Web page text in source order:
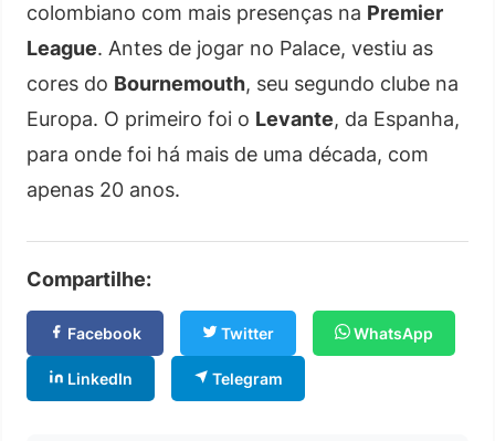
colombiano com mais presenças na Premier
League. Antes de jogar no Palace, vestiu as
cores do Bournemouth, seu segundo clube na
Europa. O primeiro foi o Levante, da Espanha,
para onde foi há mais de uma década, com
apenas 20 anos.
Compartilhe:
Facebook Twitter WhatsApp
LinkedIn Telegram